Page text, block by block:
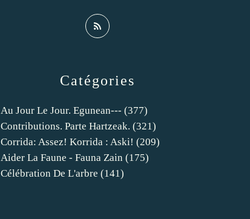
Catégories
Au Jour Le Jour. Egunean--- (377)
Contributions. Parte Hartzeak. (321)
Corrida: Assez! Korrida : Aski! (209)
Aider La Faune - Fauna Zain (175)
Célébration De L'arbre (141)